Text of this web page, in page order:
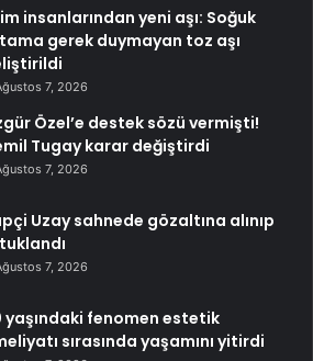
insanlarından yeni aşı: Soğuk
gerek duymayan toz aşı
7, 2026
Özel’e destek sözü vermişti!
Tugay karar değiştirdi
7, 2026
Uzay sahnede gözaltına alınıp
7, 2026
yaşındaki fenomen estetik
sırasında yaşamını yitirdi